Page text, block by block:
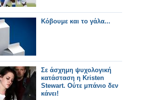
Κόβουμε και το γάλα...
Σε άσχημη ψυχολογική
κατάσταση η Kristen
Stewart. Ούτε μπάνιο δεν
κάνει!